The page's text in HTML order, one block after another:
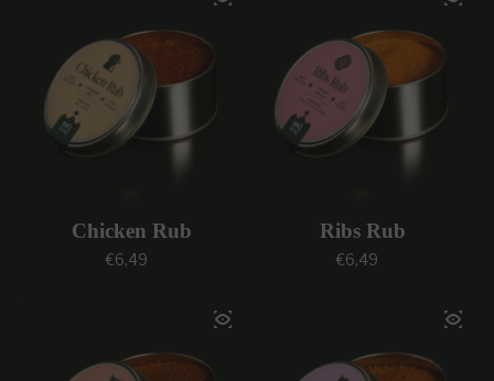
Chicken Rub
Prezzo regolare
€6,49
Ribs Rub
Prezzo regolare
€6,49